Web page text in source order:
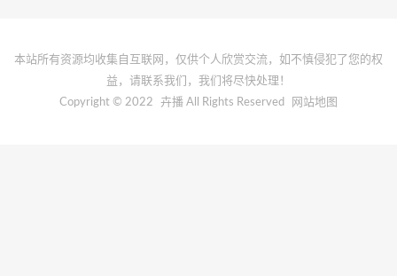
本站所有资源均收集自互联网，仅供个人欣赏交流，如不慎侵犯了您的权
益，请联系我们，我们将尽快处理！
Copyright © 2022
卉播 All Rights Reserved 网站地图